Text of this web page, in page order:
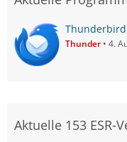
Thunder 4.
Aktuelle 153 ESR-